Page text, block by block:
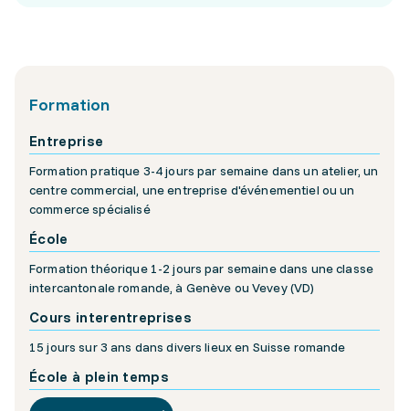
Formation
Entreprise
Formation pratique 3-4 jours par semaine dans un atelier, un
centre commercial, une entreprise d'événementiel ou un
commerce spécialisé
École
Formation théorique 1-2 jours par semaine dans une classe
intercantonale romande, à Genève ou Vevey (VD)
Cours interentreprises
15 jours sur 3 ans dans divers lieux en Suisse romande
École à plein temps